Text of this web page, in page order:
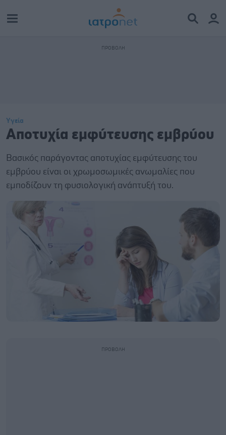
Υγεία
Αποτυχία εμφύτευσης εμβρύου
Βασικός παράγοντας αποτυχίας εμφύτευσης του
εμβρύου είναι οι χρωμοσωμικές ανωμαλίες που
εμποδίζουν τη φυσιολογική ανάπτυξή του.